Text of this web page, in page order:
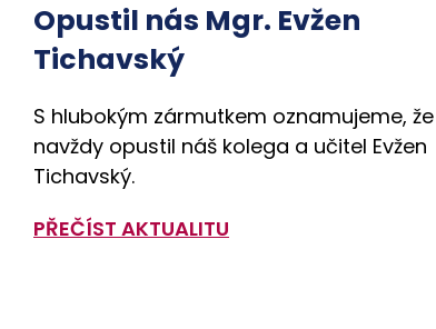
Opustil nás Mgr. Evžen
Tichavský
S hlubokým zármutkem oznamujeme,
navždy opustil náš kolega a učitel Evžen
Tichavský.
PŘEČÍST AKTUALITU